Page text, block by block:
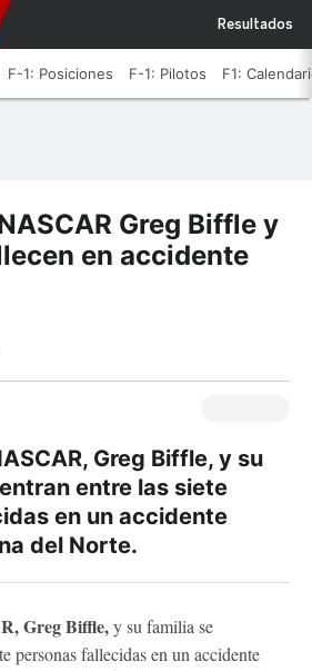
Resultados
F-1: Posiciones F-1: Pilotos F1:
Greg Biffle y
en accidente
Greg Biffle, y su
entre las siete
en un accidente
del Norte.
Greg Biffle,y su familia se
personas fallecidas en un accidente